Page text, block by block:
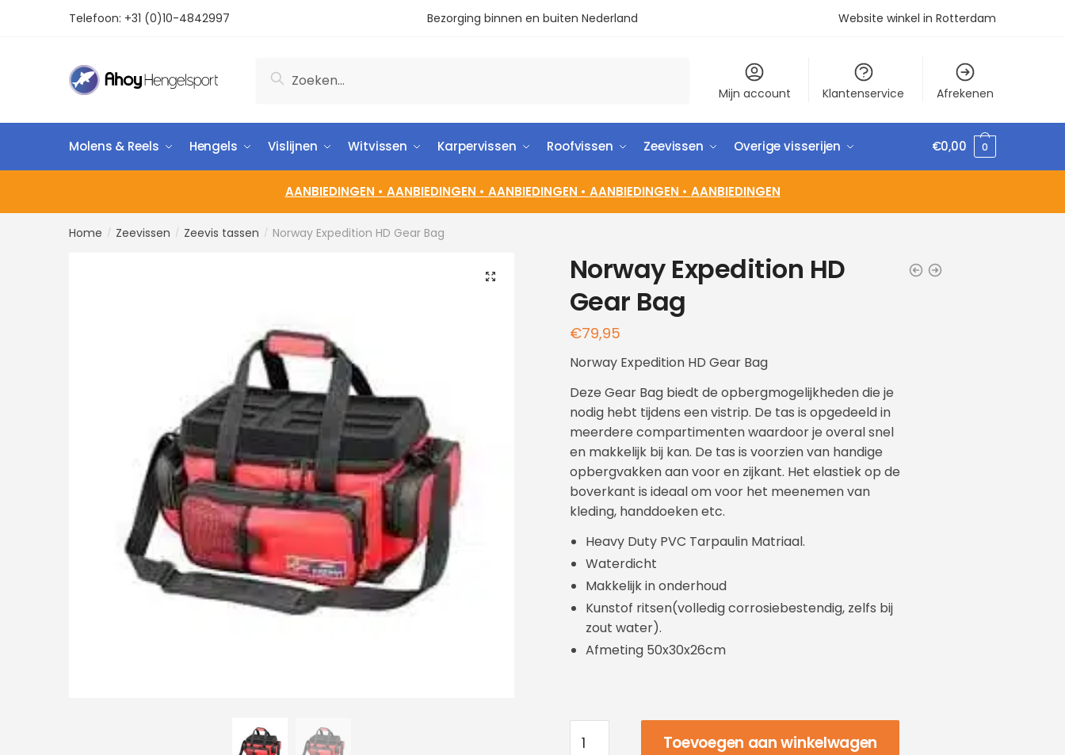
Telefoon: +31 (0)10-4842997 Bezorging binnen en buiten Nederland Website winkel in Rotterdam
Zoeken
Mijn account Klantenservice Afrekenen
Molens & Reels Hengels Vislijnen Witvissen Karpervissen Roofvissen Zeevissen Overige visserijen €0,00 0
AANBIEDINGEN • AANBIEDINGEN • AANBIEDINGEN • AANBIEDINGEN • AANBIEDINGEN
Home / Zeevissen / Zeevis tassen / Norway Expedition HD Gear Bag
🔍
Norway Expedition HD
Gear Bag
€79,95
Norway Expedition HD Gear Bag
Deze Gear Bag biedt de opbergmogelijkheden die je
nodig hebt tijdens een vistrip. De tas is opgedeeld in
meerdere compartimenten waardoor je overal snel
en makkelijk bij kan. De tas is voorzien van handige
opbergvakken aan voor en zijkant. Het elastiek op de
boverkant is ideaal om voor het meenemen van
kleding, handdoeken etc.
Heavy Duty PVC Tarpaulin Matriaal.
Waterdicht
Makkelijk in onderhoud
Kunstof ritsen(volledig corrosiebestendig, zelfs bij
zout water).
Afmeting 50x30x26cm
Toevoegen aan winkelwagen